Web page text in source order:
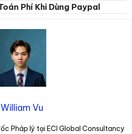
Phí Khi Dùng Paypal
William Vu
Pháp lý tại ECI Global Consultancy